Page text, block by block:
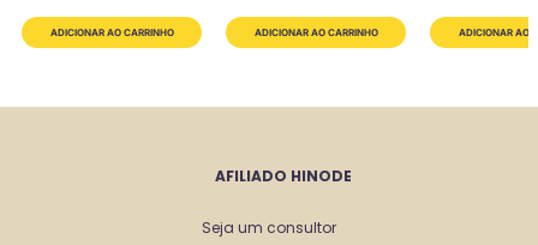
AFILIADO HINODE
Seja um consultor